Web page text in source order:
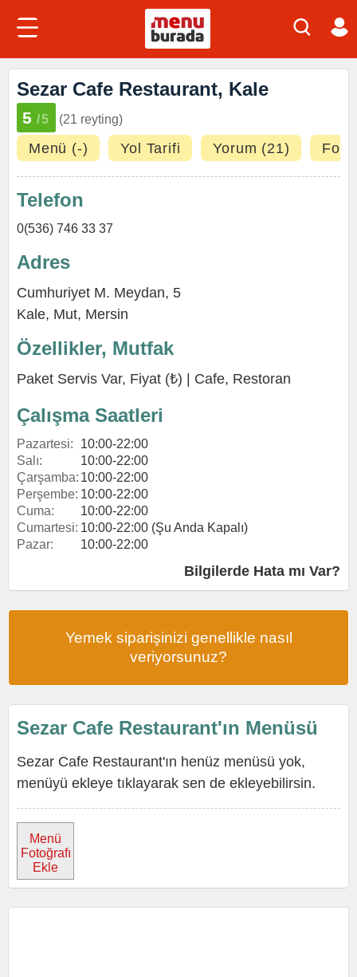
Sezar Cafe Restaurant, Kale
5 /5 (21 reyting)
Menü (-) Yol Tarifi Yorum (21)
Telefon
0(536) 746 33 37
Adres
Cumhuriyet M. Meydan, 5
Kale, Mut, Mersin
Özellikler, Mutfak
Paket Servis Var, Fiyat (₺) | Cafe, Restoran
Çalışma Saatleri
Pazartesi:
10:00-22:00
Salı:
10:00-22:00
Çarşamba: 10:00-22:00
Perşembe: 10:00-22:00
Cuma:
10:00-22:00
Cumartesi: 10:00-22:00 (Şu Anda Kapalı)
Pazar:
10:00-22:00
Bilgilerde Hata mı Var?
Yemek siparişinizi genellikle nasıl
veriyorsunuz?
Sezar Cafe Restaurant'ın Menüsü
Sezar Cafe Restaurant'ın henüz menüsü yok,
menüyü ekleye tıklayarak sen de ekleyebilirsin.
Menü
Fotoğrafı
Ekle